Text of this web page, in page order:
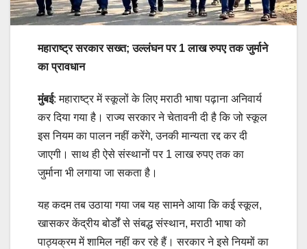
महाराष्ट्र सरकार सख्त; उल्लंघन पर 1 लाख रुपए तक जुर्माने
का प्रावधान
मुंबई: महाराष्ट्र में स्कूलों के लिए मराठी भाषा पढ़ाना अनिवार्य
कर दिया गया है। राज्य सरकार ने चेतावनी दी है कि जो स्कूल
इस नियम का पालन नहीं करेंगे, उनकी मान्यता रद्द कर दी
जाएगी। साथ ही ऐसे संस्थानों पर 1 लाख रुपए तक का
जुर्माना भी लगाया जा सकता है।
यह कदम तब उठाया गया जब यह सामने आया कि कई स्कूल,
खासकर केंद्रीय बोर्डों से संबद्ध संस्थान, मराठी भाषा को
पाठ्यक्रम में शामिल नहीं कर रहे हैं। सरकार ने इसे नियमों का